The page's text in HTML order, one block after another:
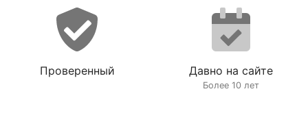
Проверенный Давно на сайте
Более 10 лет